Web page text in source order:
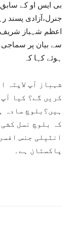
بی ایس او کے سابق
جنرل،آزادی پسند
اعظم شہباز شریف
سے بیان پر سماجی
ہوئے کہا کہ
شہباز آپ لاپتہ
کریں گے؟ کیا
ہیں؟بلوچ سادہ
کہ بلوچ نسل
انٹیلی جنس
پاکستان ہے۔